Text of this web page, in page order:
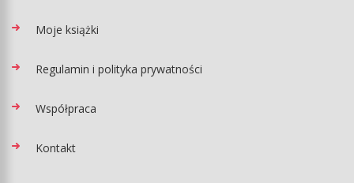
Moje książki
Regulamin i polityka prywatności
Współpraca
Kontakt